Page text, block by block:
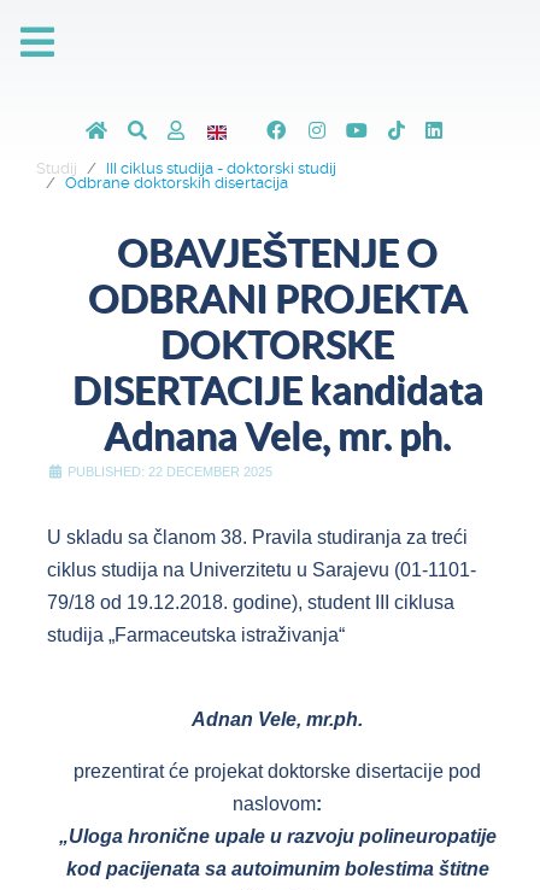
Studij
III ciklus studija - doktorski studij
Odbrane doktorskih disertacija
OBAVJEŠTENJE O
ODBRANI PROJEKTA
DOKTORSKE
DISERTACIJE kandidata
Adnana Vele, mr. ph.
PUBLISHED: 22 DECEMBER 2025
U skladu sa članom 38. Pravila studiranja za treći
ciklus studija na Univerzitetu u Sarajevu (01-1101-
79/18 od 19.12.2018. godine), student III ciklusa
studija „Farmaceutska istraživanja“
Adnan Vele, mr.ph.
prezentirat će projekat doktorske disertacije pod
naslovom:
„Uloga hronične upale u razvoju polineuropatije
kod pacijenata sa autoimunim bolestima štitne